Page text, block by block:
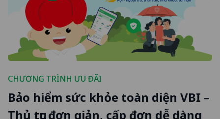
CHƯƠNG TRÌNH ƯU ĐÃI
Bảo hiểm sức khỏe toàn diện VBI –
Thủ tục đơn giản, cấp đơn dễ dàng